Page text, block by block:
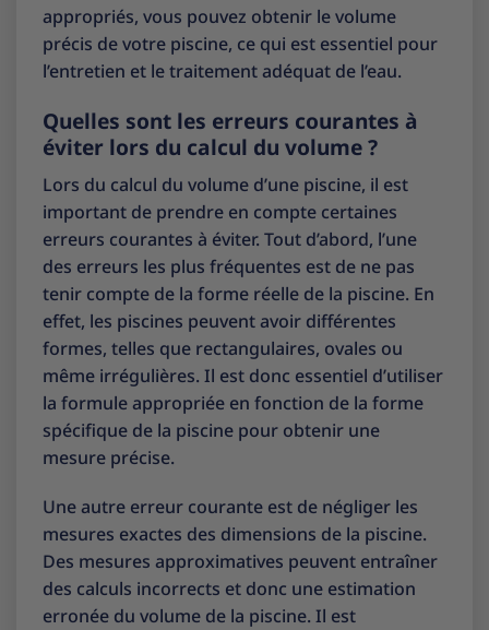
appropriés, vous pouvez obtenir le volume
précis de votre piscine, ce qui est essentiel pour
l’entretien et le traitement adéquat de l’eau.
Quelles sont les erreurs courantes à
éviter lors du calcul du volume ?
Lors du calcul du volume d’une piscine, il est
important de prendre en compte certaines
erreurs courantes à éviter. Tout d’abord, l’une
des erreurs les plus fréquentes est de ne pas
tenir compte de la forme réelle de la piscine. En
effet, les piscines peuvent avoir différentes
formes, telles que rectangulaires, ovales ou
même irrégulières. Il est donc essentiel d’utiliser
la formule appropriée en fonction de la forme
spécifique de la piscine pour obtenir une
mesure précise.
Une autre erreur courante est de négliger les
mesures exactes des dimensions de la piscine.
Des mesures approximatives peuvent entraîner
des calculs incorrects et donc une estimation
erronée du volume de la piscine. Il est